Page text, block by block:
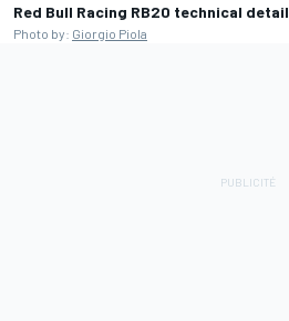
Red Bull Racing RB20 technical detail
Photo by: Giorgio Piola